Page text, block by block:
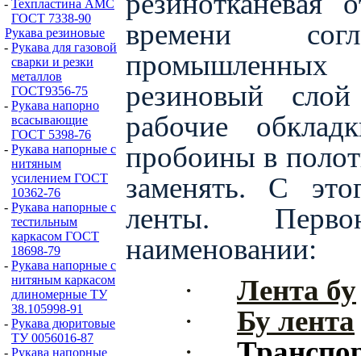
- Техпластина АМС
ГОСТ 7338-90
Рукава резиновые
- Рукава для газовой
сварки и резки
металлов
ГОСТ9356-75
- Рукава напорно
всасывающие
ГОСТ 5398-76
- Рукава напорные с
нитяным
усилением ГОСТ
10362-76
- Рукава напорные с
тестильным
каркасом ГОСТ
18698-79
- Рукава напорные с
нитяным каркасом
длиномерные ТУ
38.105998-91
- Рукава дюритовые
ТУ 0056016-87
- Рукава напорные
времени
промышленных
резиновый
рабочие
пробоины в
заменять. С
ленты.
наименовании:
·
Лента бу
·
Бу лента